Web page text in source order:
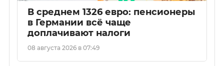
В среднем 1326 евро: пенсионеры
в Германии всё чаще
доплачивают налоги
08 августа 2026 в 07:49